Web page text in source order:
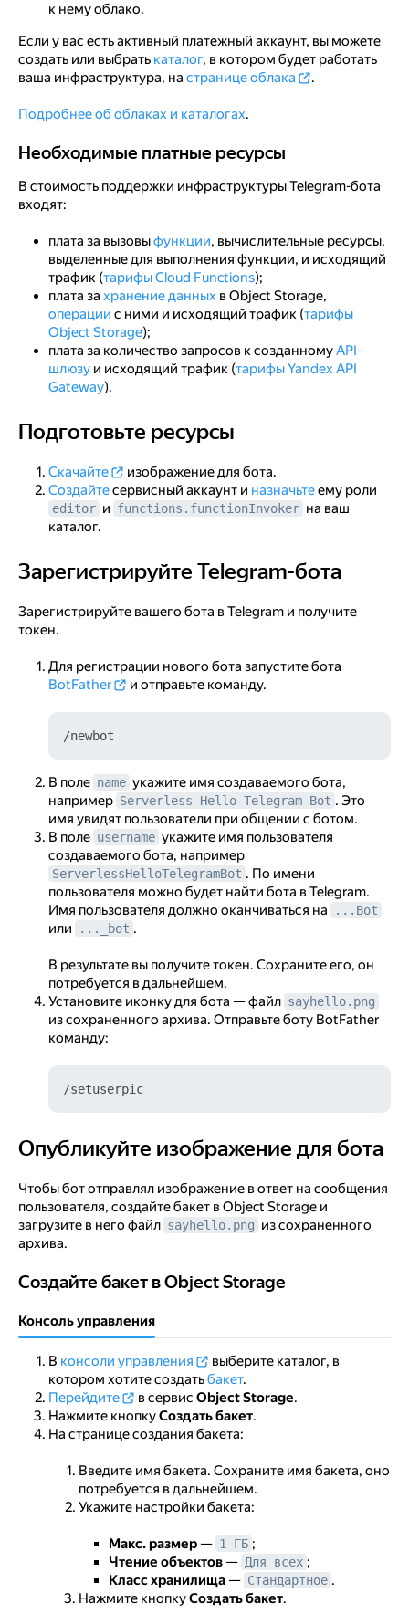
к нему облако.
Если у вас есть активный платежный аккаунт, вы можете
создать или выбрать каталог, в котором будет работать
ваша инфраструктура, на странице облака .
Подробнее об облаках и каталогах.
Необходимые платные ресурсы
Необходимые платные ресурсы
В стоимость поддержки инфраструктуры Telegram-бота
входят:
плата за вызовыфункции, вычислительные ресурсы,
выделенные для выполнения функции, и исходящий
трафик (тарифы Cloud Functions);
плата за хранение данных в Object Storage,
операции с ними и исходящий трафик (тарифы
Object Storage);
плата за количество запросов к созданномуAPI-
шлюзу и исходящий трафик (тарифы Yandex API
Gateway).
Подготовьте ресурсы
Подготовьте ресурсы
Скачайте
изображение для бота.
Создайтесервисный аккаунт и назначьтеему роли
editor и functions.functionInvoker на ваш
каталог.
Зарегистрируйте Telegram-бота
Зарегистрируйте Telegram-бота
Зарегистрируйте вашего бота в Telegram и получите
токен.
Для регистрации нового бота запустите бота
BotFather
и отправьте команду.
В поле name укажите имя создаваемого бота,
например Serverless Hello Telegram Bot . Это
имя увидят пользователи при общении с ботом.
В поле username укажите имя пользователя
создаваемого бота, например
ServerlessHelloTelegramBot . По имени
пользователя можно будет найти бота в Telegram.
Имя пользователя должно оканчиваться на
...Bot
или ..._bot .
В результате вы получите токен. Сохраните его, он
потребуется в дальнейшем.
Установите иконку для бота — файл sayhello.png
из сохраненного архива. Отправьте боту BotFather
команду:
Опубликуйте изображение для бота
Опубликуйте изображение для бота
Чтобы бот отправлял изображение в ответ на сообщения
пользователя, создайте бакет в Object Storage и
загрузите в него файл sayhello.png из сохраненного
архива.
Создайте бакет в Object Storage
Создайте бакет в Object Storage
Консоль управления
В консоли управления
выберите каталог, в
котором хотите создатьбакет.
Перейдите
в сервис Object Storage.
Нажмите кнопкуСоздать бакет.
На странице создания бакета:
Введите имя бакета. Сохраните имя бакета, оно
потребуется в дальнейшем.
Укажите настройки бакета:
Макс. размер— 1 ГБ ;
Чтение объектов— Для всех ;
Класс хранилища— Стандартное .
Нажмите кнопкуСоздать бакет.